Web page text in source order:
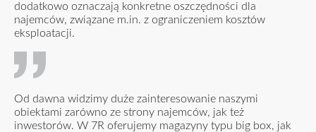
dodatkowo oznaczają konkretne oszczędności dla
najemców, związane m.in. z ograniczeniem kosztów
eksploatacji.
Od dawna widzimy duże zainteresowanie naszymi
obiektami zarówno ze strony najemców, jak też
inwestorów. W 7R oferujemy magazyny typu big box, jak